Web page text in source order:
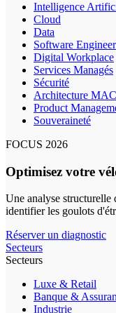
Intelligence
Cloud
Data
Software
Digital Workplace
Services Managés
Sécurité
Architecture
Product
Souveraineté
FOCUS 2026
Optimisez votre
Une analyse
identifier les goulots
Réserver un diagnostic
Secteurs
Secteurs
Luxe & Retail
Banque &
Industrie